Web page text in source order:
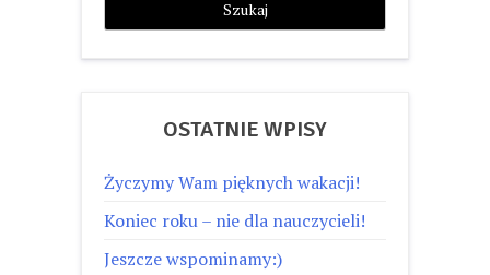
OSTATNIE WPISY
Życzymy Wam pięknych wakacji!
Koniec roku – nie dla nauczycieli!
Jeszcze wspominamy:)